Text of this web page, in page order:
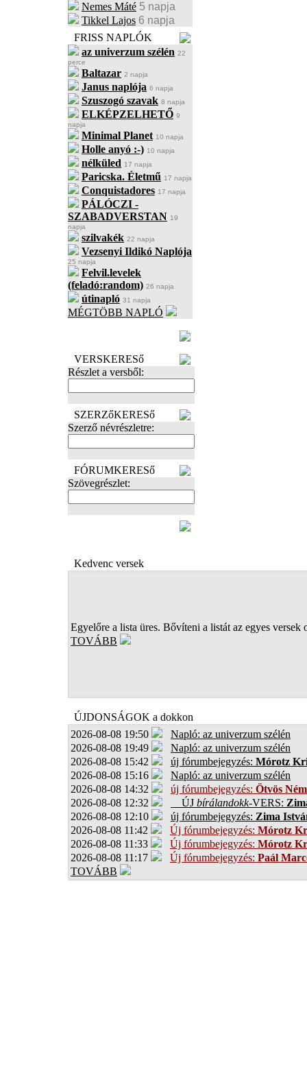
Nemes Máté 5 napja
Tikkel Lajos 6 napja
FRISS NAPLÓK
az univerzum szélén 22
perce
Baltazar 2 napja
Janus naplója 6 napja
Szuszogó szavak 8 napja
ELKÉPZELHETŐ 9
napja
Minimal Planet 10 napja
Holle anyó :-) 10 napja
nélküled 17 napja
Paricska. Életmű 17 napja
Conquistadores 17 napja
PÁLÓCZI -
SZABADVERSTAN 19
napja
szilvakék 22 napja
Vezsenyi Ildikó Naplója
25 napja
Felvil.levelek
(feladó:random) 26 napja
útinapló 31 napja
MÉGTÖBB NAPLÓ
VERSKERESő
Részlet a versből:
SZERZőKERESő
Szerző névrészletre:
FÓRUMKERESő
Szövegrészlet:
Kedvenc versek
Egyelőre a lista üres. Bővíteni a listát az egyes versek
TOVÁBB
ÚJDONSÁGOK a dokkon
2026-08-08 19:50
Napló: az univerzum szélén
2026-08-08 19:49
Napló: az univerzum szélén
2026-08-08 15:42
új fórumbejegyzés: Mórotz
2026-08-08 15:16
Napló: az univerzum szélén
2026-08-08 14:32
új fórumbejegyzés: Ötvös
2026-08-08 12:32
ÚJ bírálandokk-VERS:
2026-08-08 12:10
új fórumbejegyzés: Zima
2026-08-08 11:42
Új fórumbejegyzés: Mórotz
2026-08-08 11:33
Új fórumbejegyzés: Mórotz
2026-08-08 11:17
Új fórumbejegyzés: Paál
TOVÁBB